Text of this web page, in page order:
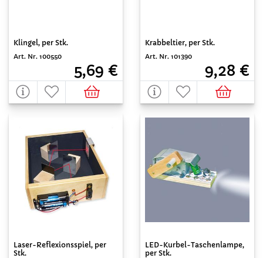
Klingel, per Stk.
Art. Nr. 100550
5,69 €
Krabbeltier, per Stk.
Art. Nr. 101390
9,28 €
Laser-Reflexionsspiel, per
Stk.
LED-Kurbel-Taschenlampe,
per Stk.